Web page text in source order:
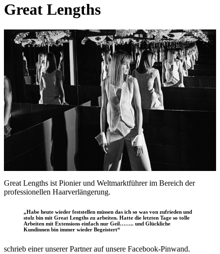
Great Lengths
Great Lengths ist Pionier und Weltmarktführer im Bereich der
professionellen Haarverlängerung.
„Habe heute wieder feststellen müssen das ich so was von zufrieden und
stolz bin mit Great Lengths zu arbeiten. Hatte die letzten Tage so tolle
Arbeiten mit Extensions einfach nur Geil…….. und Glückliche
Kundinnen bin immer wieder Begeistert“
schrieb einer unserer Partner auf unsere Facebook-Pinwand.